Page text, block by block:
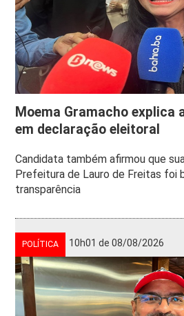
Moema Gramacho explica
em declaração eleitoral
Candidata também afirmou que
Prefeitura de Lauro de Freitas foi
transparência
POLÍTICA 10h01 de 08/08/2026